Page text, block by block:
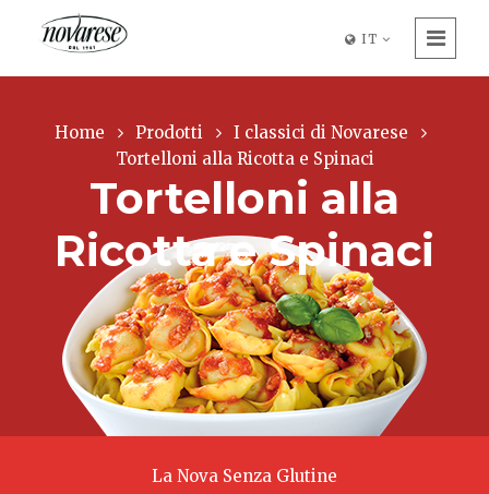
IT
Home Prodotti
I classici di Novarese
Tortelloni alla Ricotta e Spinaci
Tortelloni alla
Ricotta e Spinaci
La Nova Senza Glutine